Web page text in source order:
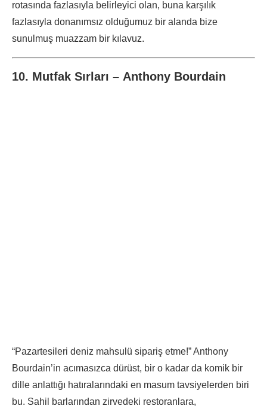
rotasında fazlasıyla belirleyici olan, buna karşılık
fazlasıyla donanımsız olduğumuz bir alanda bize
sunulmuş muazzam bir kılavuz.
10. Mutfak Sırları – Anthony Bourdain
“Pazartesileri deniz mahsulü sipariş etme!” Anthony
Bourdain’in acımasızca dürüst, bir o kadar da komik bir
dille anlattığı hatıralarındaki en masum tavsiyelerden biri
bu. Sahil barlarından zirvedeki restoranlara,